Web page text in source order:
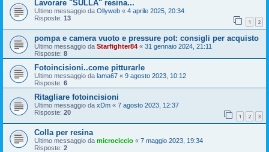
Lavorare "SULLA" resina...
Ultimo messaggio da Ollyweb « 4 aprile 2025, 20:34
Risposte: 13 1 2
pompa e camera vuoto e pressure pot: consigli per acquisto
Ultimo messaggio da Starfighter84 « 31 gennaio 2024, 21:11
Risposte: 8
Fotoincisioni..come pitturarle
Ultimo messaggio da lama67 « 9 agosto 2023, 10:12
Risposte: 6
Ritagliare fotoincisioni
Ultimo messaggio da xDm « 7 agosto 2023, 12:37
Risposte: 20 1 2 3
Colla per resina
Ultimo messaggio da microciccio « 7 maggio 2023, 19:34
Risposte: 2